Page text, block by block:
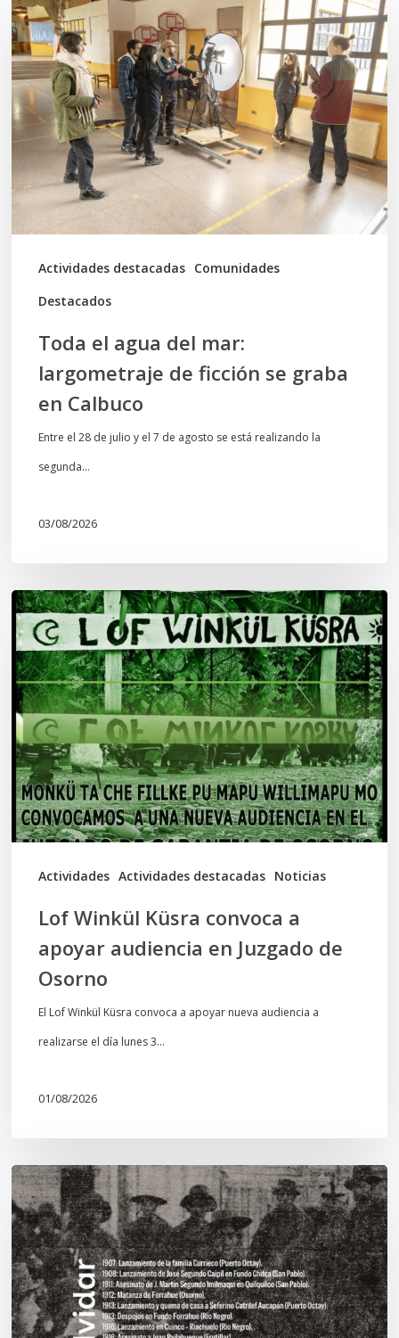
Actividades destacadas Comunidades
Destacados
el
agua
del
mar:
largometraje
de
ficción
se
graba
Toda el agua del mar:
largometraje de ficción se graba
en Calbuco
Entre el 28 de julio y el 7 de agosto se está realizando la
segunda…
03/08/2026
Actividades Actividades destacadas Noticias
Lof
Winkül
Küsra
convoca
a
apoyar
audiencia
en
Juzgado
Lof Winkül Küsra convoca a
apoyar audiencia en Juzgado de
Osorno
El Lof Winkül Küsra convoca a apoyar nueva audiencia a
realizarse el día lunes 3…
01/08/2026
Chawrakawin:
Palimpsesto
explora
a
través
del